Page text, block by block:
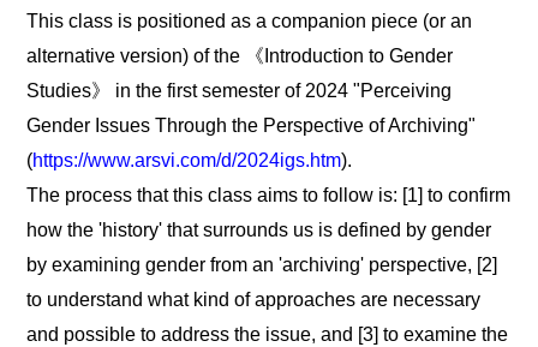
This class is positioned as a companion piece (or an
alternative version) of the 《Introduction to Gender
Studies》 in the first semester of 2024 "Perceiving
Gender Issues Through the Perspective of Archiving"
(https://www.arsvi.com/d/2024igs.htm).
The process that this class aims to follow is: [1] to confirm
how the 'history' that surrounds us is defined by gender
by examining gender from an 'archiving' perspective, [2]
to understand what kind of approaches are necessary
and possible to address the issue, and [3] to examine the